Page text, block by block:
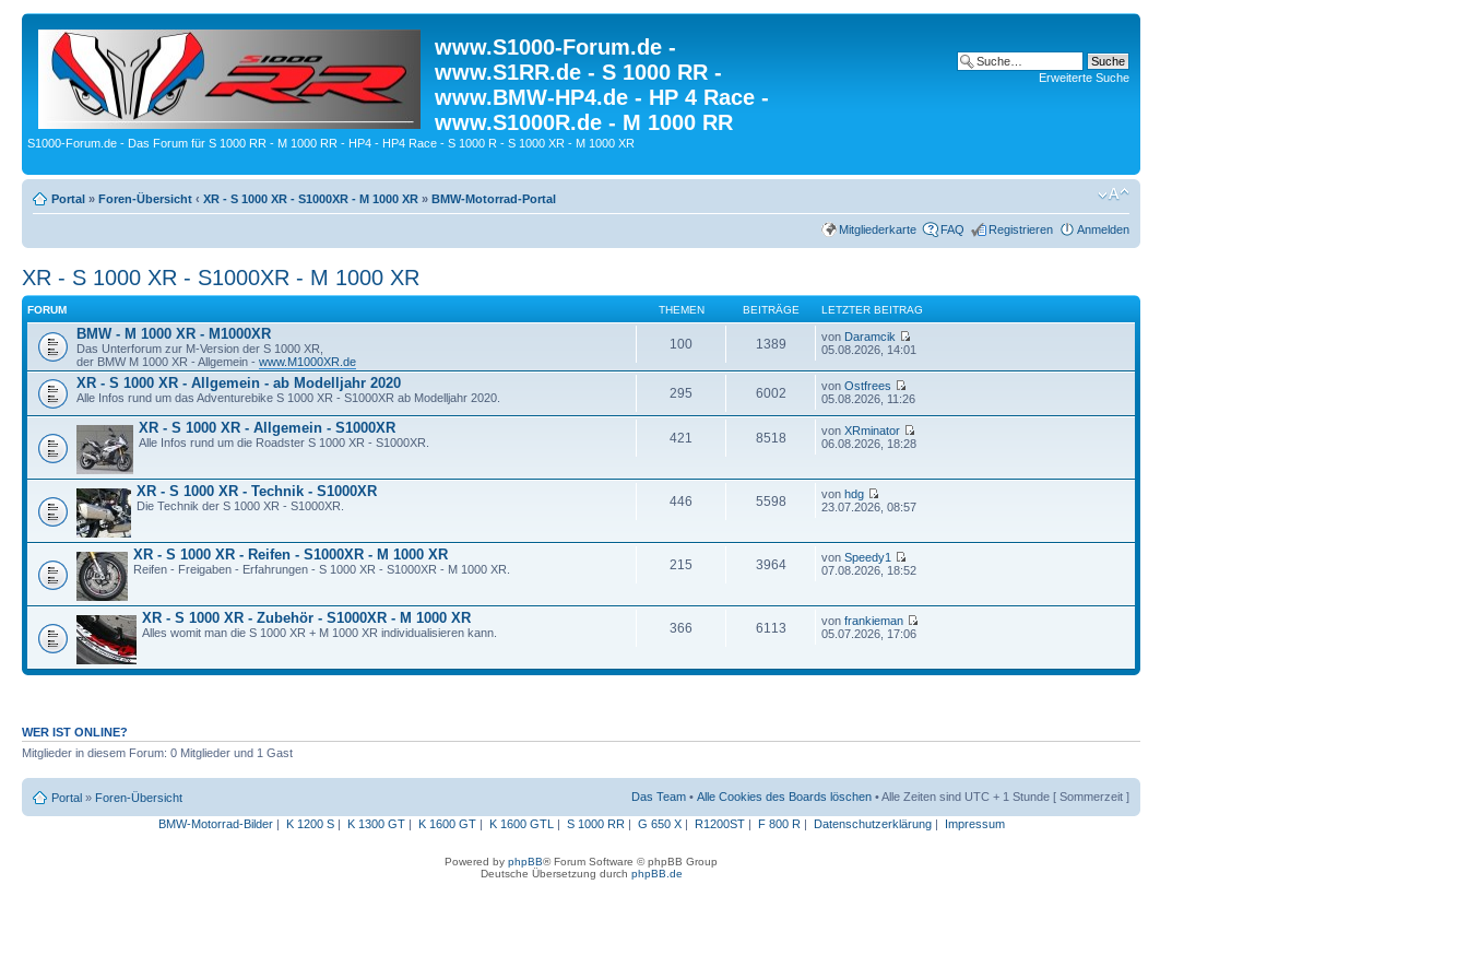
www.S1000-Forum.de -
www.S1RR.de - S 1000 RR -
www.BMW-HP4.de - HP 4 Race -
www.S1000R.de - M 1000 RR
S1000-Forum.de - Das Forum für S 1000 RR - M 1000 RR - HP4 - HP4 Race - S 1000 R - S 1000 XR - M 1000 XR
Erweiterte Suche
Portal » Foren-Übersicht ‹ XR - S 1000 XR - S1000XR - M 1000 XR » BMW-Motorrad-Portal
Mitgliederkarte FAQ Registrieren Anmelden
XR - S 1000 XR - S1000XR - M 1000 XR
FORUM THEMEN BEITRÄGE LETZTER BEITRAG
BMW - M 1000 XR - M1000XR
Das Unterforum zur M-Version der S 1000 XR,
der BMW M 1000 XR - Allgemein - www.M1000XR.de
100 1389 von Daramcik
05.08.2026, 14:01
XR - S 1000 XR - Allgemein - ab Modelljahr 2020
Alle Infos rund um das Adventurebike S 1000 XR - S1000XR ab Modelljahr 2020. 295 6002 vonOstfrees
05.08.2026, 11:26
XR - S 1000 XR - Allgemein - S1000XR
Alle Infos rund um die Roadster S 1000 XR - S1000XR. 421 8518 vonXRminator
06.08.2026, 18:28
XR - S 1000 XR - Technik - S1000XR
Die Technik der S 1000 XR - S1000XR. 446 5598 vonhdg
23.07.2026, 08:57
XR - S 1000 XR - Reifen - S1000XR - M 1000 XR
Reifen - Freigaben - Erfahrungen - S 1000 XR - S1000XR - M 1000 XR. 215 3964 vonSpeedy1
07.08.2026, 18:52
XR - S 1000 XR - Zubehör - S1000XR - M 1000 XR
Alles womit man die S 1000 XR + M 1000 XR individualisieren kann. 366 6113 vonfrankieman
05.07.2026, 17:06
WER IST ONLINE?
Mitglieder in diesem Forum: 0 Mitglieder und 1 Gast
Portal » Foren-Übersicht Das Team • Alle Cookies des Boards löschen • Alle Zeiten sind UTC + 1 Stunde [ Sommerzeit ]
BMW-Motorrad-Bilder| K 1200 S| K 1300 GT| K 1600 GT| K 1600 GTL | S 1000 RR | G 650 X| R1200ST| F 800 R | Datenschutzerklärung| Impressum
Powered by phpBB® Forum Software © phpBB Group
Deutsche Übersetzung durch phpBB.de